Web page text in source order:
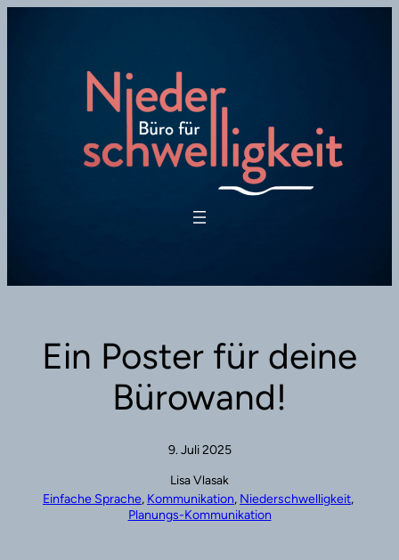
Ein Poster für deine
Bürowand!
9. Juli 2025
Lisa Vlasak
Einfache Sprache, Kommunikation, Niederschwelligkeit
Planungs-Kommunikation